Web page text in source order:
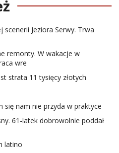
Jeziora Serwy. Trwa
remonty. W wakacje w
wre
strata 11 tysięcy złotych
się nam nie przyda w praktyce
61-latek dobrowolnie poddał
latino